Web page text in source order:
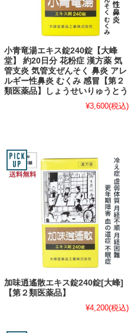
小青竜湯エキス錠240錠【大峰
堂】 約20日分 花粉症 漢方薬 気
管支炎 気管支ぜんそく 鼻炎 アレ
ルギー性鼻炎 むくみ 感冒【第２
類医薬品】しょうせいりゅうとう
¥3,600(税込)
加味逍遙散エキス錠240錠[大峰]
【第２類医薬品】
¥4,200(税込)